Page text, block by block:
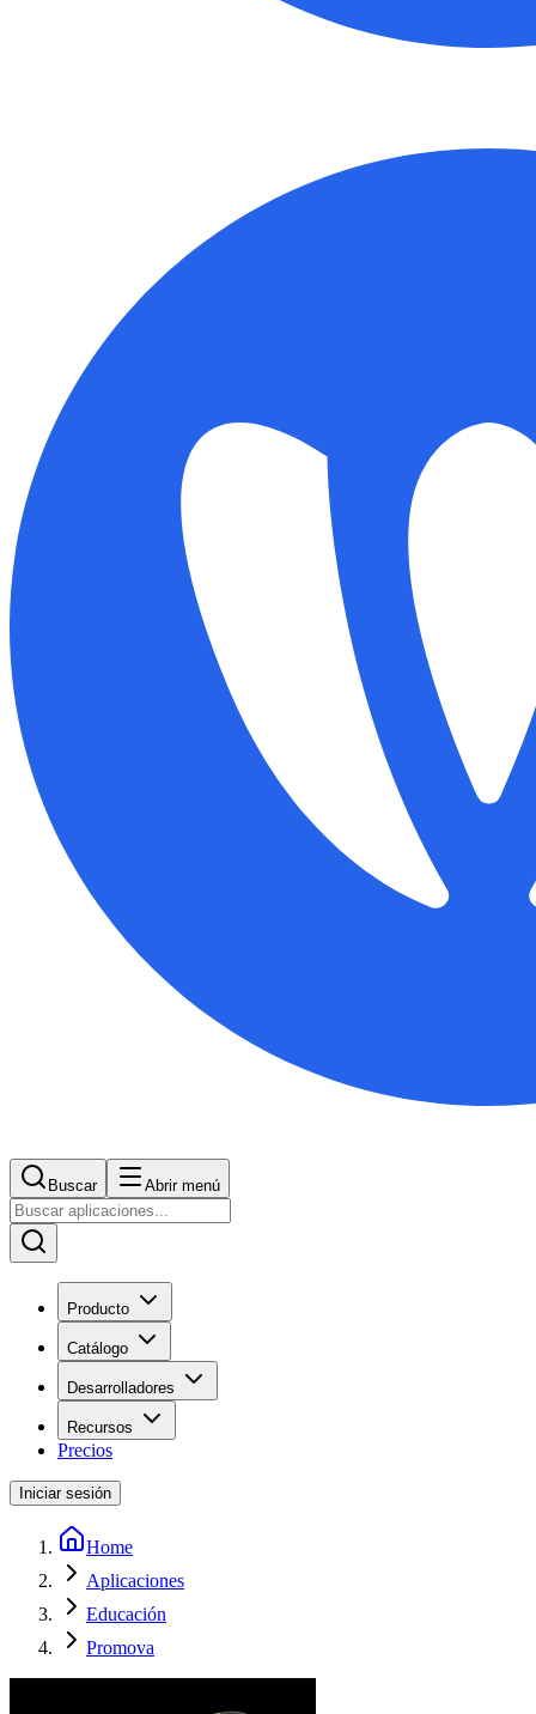
Buscar Abrir menú
Producto
Catálogo
Desarrolladores
Recursos
Precios
Iniciar sesión
Home
Aplicaciones
Educación
Promova